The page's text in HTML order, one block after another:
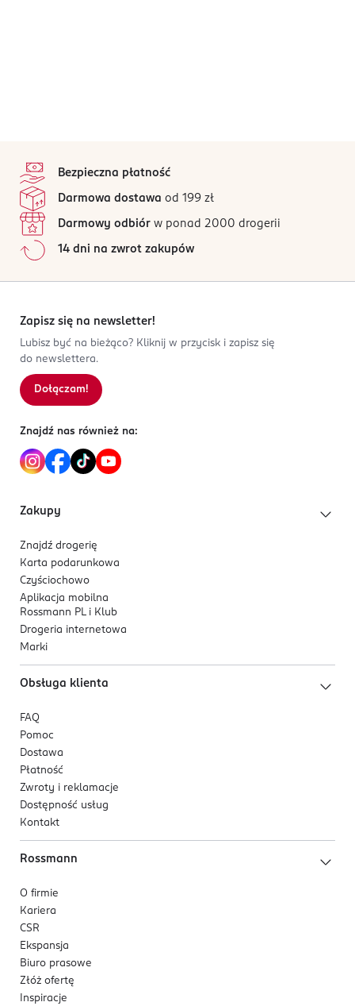
Bezpieczna płatność
Darmowa dostawa od 199 zł
Darmowy odbiór w ponad 2000 drogerii
14 dni na zwrot zakupów
Zapisz się na newsletter!
Lubisz być na bieżąco? Kliknij w przycisk i zapisz się
do newslettera.
Dołączam!
Znajdź nas również na:
Zakupy
Znajdź drogerię
Karta podarunkowa
Czyściochowo
Aplikacja mobilna
Rossmann PL i Klub
Drogeria internetowa
Marki
Obsługa klienta
FAQ
Pomoc
Dostawa
Płatność
Zwroty i reklamacje
Dostępność usług
Kontakt
Rossmann
O firmie
Kariera
CSR
Ekspansja
Biuro prasowe
Złóż ofertę
Inspiracje